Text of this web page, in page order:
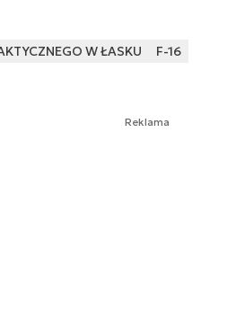
W ŁASKU F-16
Reklama